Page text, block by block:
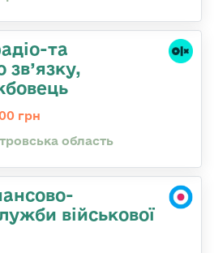
та
зв’язку,
грн
область
військової